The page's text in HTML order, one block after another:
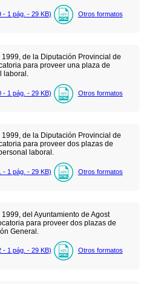
- 1 pág. - 29 KB) Otros formatos
de la Diputación Provincial de
para proveer una plaza de
laboral.
- 1 pág. - 29 KB) Otros formatos
de la Diputación Provincial de
para proveer dos plazas de
laboral.
- 1 pág. - 29 KB) Otros formatos
del Ayuntamiento de Agost
para proveer dos plazas de
General.
- 1 pág. - 29 KB) Otros formatos